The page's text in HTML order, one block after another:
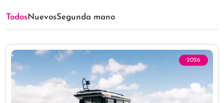
TodosNuevosSegunda mano
2026